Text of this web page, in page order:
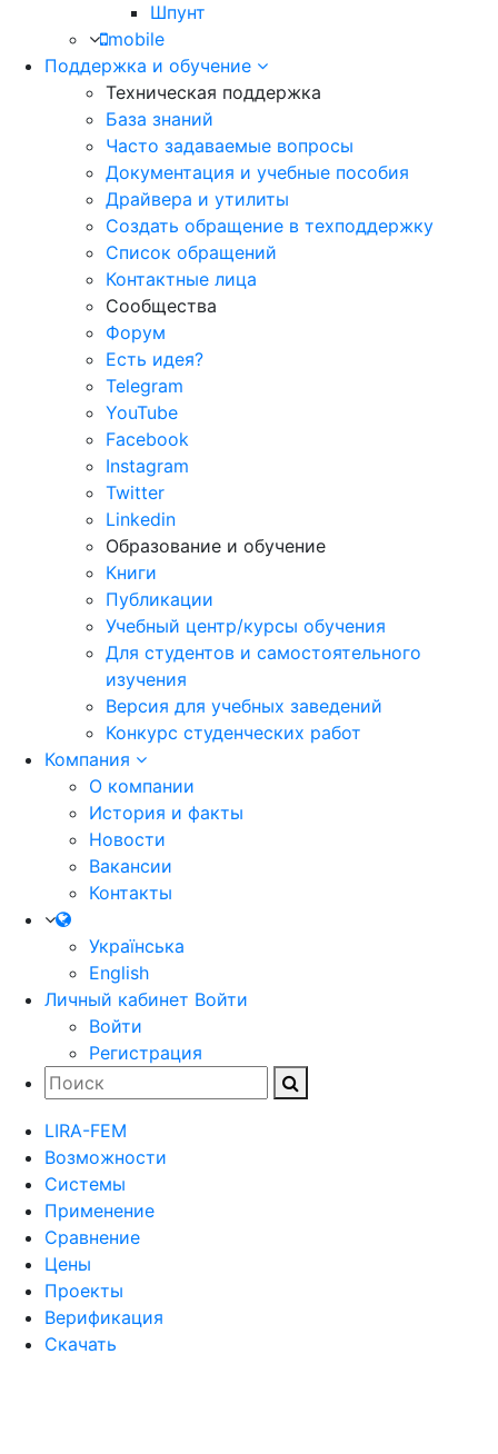
Шпунт
mobile
Поддержка и обучение
Техническая поддержка
База знаний
Часто задаваемые вопросы
Документация и учебные пособия
Драйвера и утилиты
Создать обращение в техподдержку
Список обращений
Контактные лица
Сообщества
Форум
Есть идея?
Telegram
YouTube
Facebook
Instagram
Twitter
Linkedin
Образование и обучение
Книги
Публикации
Учебный центр/курсы обучения
Для студентов и самостоятельного
изучения
Версия для учебных заведений
Конкурс студенческих работ
Компания
О компании
История и факты
Новости
Вакансии
Контакты
Українська
English
Личный кабинет Войти
Войти
Регистрация
LIRA-FEM
Возможности
Cистемы
Применение
Сравнение
Цены
Проекты
Верификация
Скачать